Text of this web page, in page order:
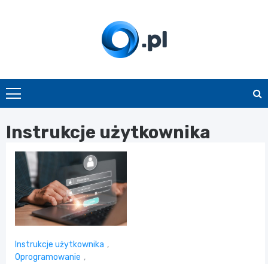
O.pl
Instrukcje użytkownika
Instrukcje użytkownika ,
Oprogramowanie ,